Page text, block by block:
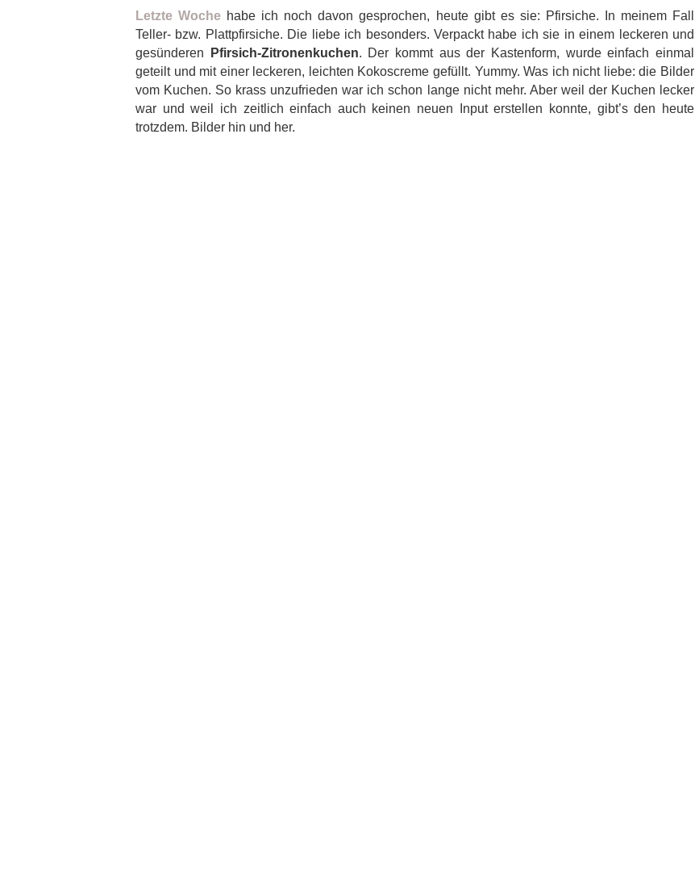
Letzte Woche habe ich noch davon gesprochen, heute gibt es sie: Pfirsiche. In meinem Fall
Teller- bzw. Plattpfirsiche. Die liebe ich besonders. Verpackt habe ich sie in einem leckeren und
gesünderen
Pfirsich-Zitronenkuchen. Der kommt aus der Kastenform, wurde einfach einmal
geteilt und mit einer leckeren, leichten Kokoscreme gefüllt. Yummy. Was ich nicht liebe: die Bilder
vom Kuchen. So krass unzufrieden war ich schon lange nicht mehr. Aber weil der Kuchen lecker
war und weil ich zeitlich einfach auch keinen neuen Input erstellen konnte, gibt’s den heute
trotzdem. Bilder hin und her.